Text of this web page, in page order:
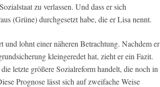
zu verlassen. Und dass er sich
(Grüne) durchgesetzt habe, die er Lisa nennt.
lohnt einer näheren Betrachtung. Nachdem er
kleingeredet hat, zieht er ein Fazit.
letzte größere Sozialreform handelt, die noch in
Prognose lässt sich auf zweifache Weise